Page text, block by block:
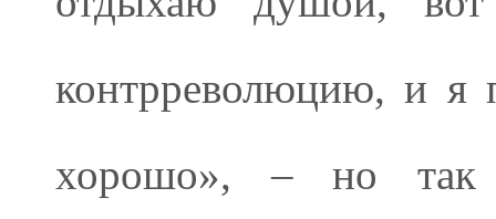
контрреволюцию, и я
хорошо», – но